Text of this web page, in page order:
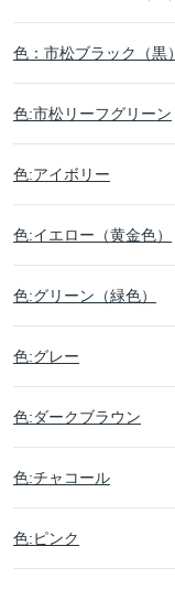
色：市松ブラック（黒）
色:市松リーフグリーン
色:アイボリー
色:イエロー（黄金色）
色:グリーン（緑色）
色:グレー
色:ダークブラウン
色:チャコール
色:ピンク